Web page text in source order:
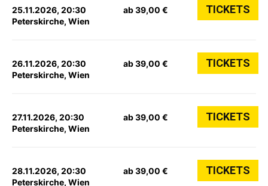
25.11.2026, 20:30
Peterskirche, Wien
ab 39,00 € TICKETS
26.11.2026, 20:30
Peterskirche, Wien
ab 39,00 € TICKETS
27.11.2026, 20:30
Peterskirche, Wien
ab 39,00 € TICKETS
28.11.2026, 20:30
Peterskirche, Wien
ab 39,00 € TICKETS